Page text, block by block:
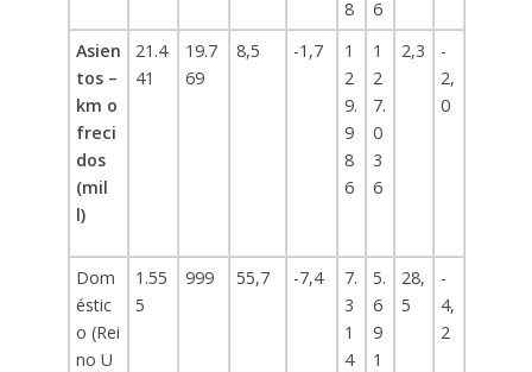
8
6
Asien
tos –
km o
freci
dos
(mil
l)
21.4
41
19.7
69
8,5 -1,7
1
2
9.
9
8
6
1
2
7.
0
3
6
2,3
-
2,
0
Dom
éstic
o (Rei
no U
1.55
5
999 55,7 -7,4
7.
3
1
4
5.
6
9
1
28,
5
-
4,
2